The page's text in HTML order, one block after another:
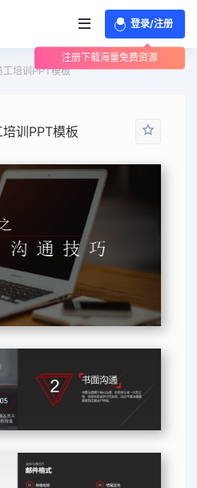
登录/注册
注册下载海量免费资源
工培训PPT模板
训PPT模板